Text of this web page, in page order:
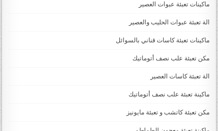
ماكينات تعبئة عبوات العصير
الة تعبئة عبوات الحليب والعصير
ماكينات تعبئة كاسات قناني بالسوائل
مكن تعبئة علب نصف أتوماتيك
الة تعبئة كاسات العصير
ماكينة تعبئة علب نصف أتوماتيك
مكن تعبئة كاتشب و تعبئة مايونيز